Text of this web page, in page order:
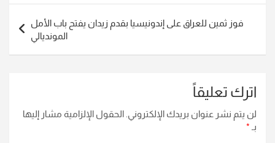
فوز ثمين للعراق على إندونيسيا بقدم زيدان يفتح باب الأمل
المونديالي
اترك تعليقاً
لن يتم نشر عنوان بريدك الإلكتروني. الحقول الإلزامية مشار إليها
بـ *